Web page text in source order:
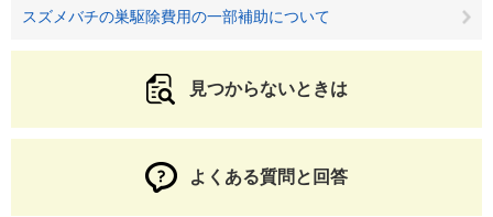
スズメバチの巣駆除費用の一部補助について
見つからないときは
よくある質問と回答